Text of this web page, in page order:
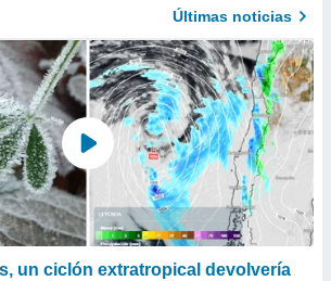
Últimas noticias
un ciclón extratropical devolvería